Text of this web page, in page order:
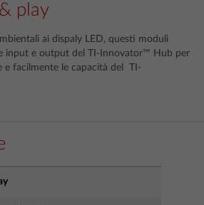
play
ai dispaly LED, questi moduli
input e output del TI-Innovator™ Hub per
e facilmente le capacità del TI-